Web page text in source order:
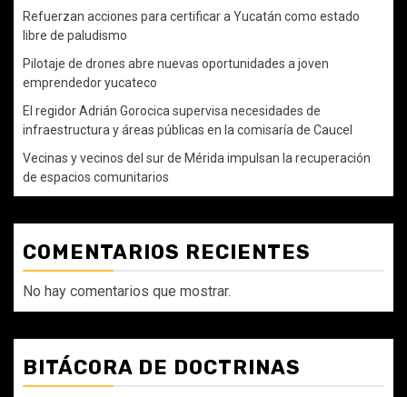
Refuerzan acciones para certificar a Yucatán como estado
libre de paludismo
Pilotaje de drones abre nuevas oportunidades a joven
emprendedor yucateco
El regidor Adrián Gorocica supervisa necesidades de
infraestructura y áreas públicas en la comisaría de Caucel
Vecinas y vecinos del sur de Mérida impulsan la recuperación
de espacios comunitarios
COMENTARIOS RECIENTES
No hay comentarios que mostrar.
BITÁCORA DE DOCTRINAS